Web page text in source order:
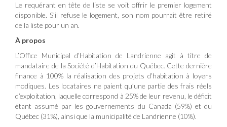
Le requérant en tête de liste se voit offrir le premier logement
disponible. S’il refuse le logement, son nom pourrait être retiré
de la liste pour un an.
À propos
L’Office Municipal d’Habitation de Landrienne agit à titre de
mandataire de la Société d’Habitation du Québec. Cette dernière
finance à 100% la réalisation des projets d’habitation à loyers
modiques. Les locataires ne paient qu’une partie des frais réels
d’exploitation, laquelle correspond à 25% de leur revenu, le déficit
étant assumé par les gouvernements du Canada (59%) et du
Québec (31%), ainsi que la municipalité de Landrienne (10%).